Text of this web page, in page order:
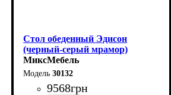
Стол обеденный Эдисон
(черный-серый мрамор)
МиксМебель
30132
9568грн